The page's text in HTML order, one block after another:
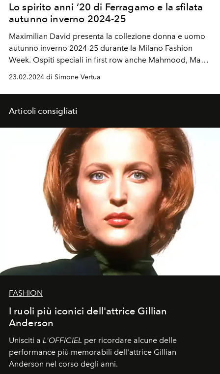
Lo spirito anni ‘20 di Ferragamo e la sfilata
autunno inverno 2024-25
Maximilian David presenta la collezione donna e uomo
autunno inverno 2024-25 durante la Milano Fashion
Week. Ospiti speciali in first row anche Mahmood, Manu
23.02.2024 di Simone Vertua
Articoli consigliati
FASHION
I ruoli più iconici dell'attrice Gillian
Anderson
Unisciti a L'OFFICIEL per ricordare alcune delle
performance più memorabili dell'attrice Gillian
Anderson nel corso degli anni.